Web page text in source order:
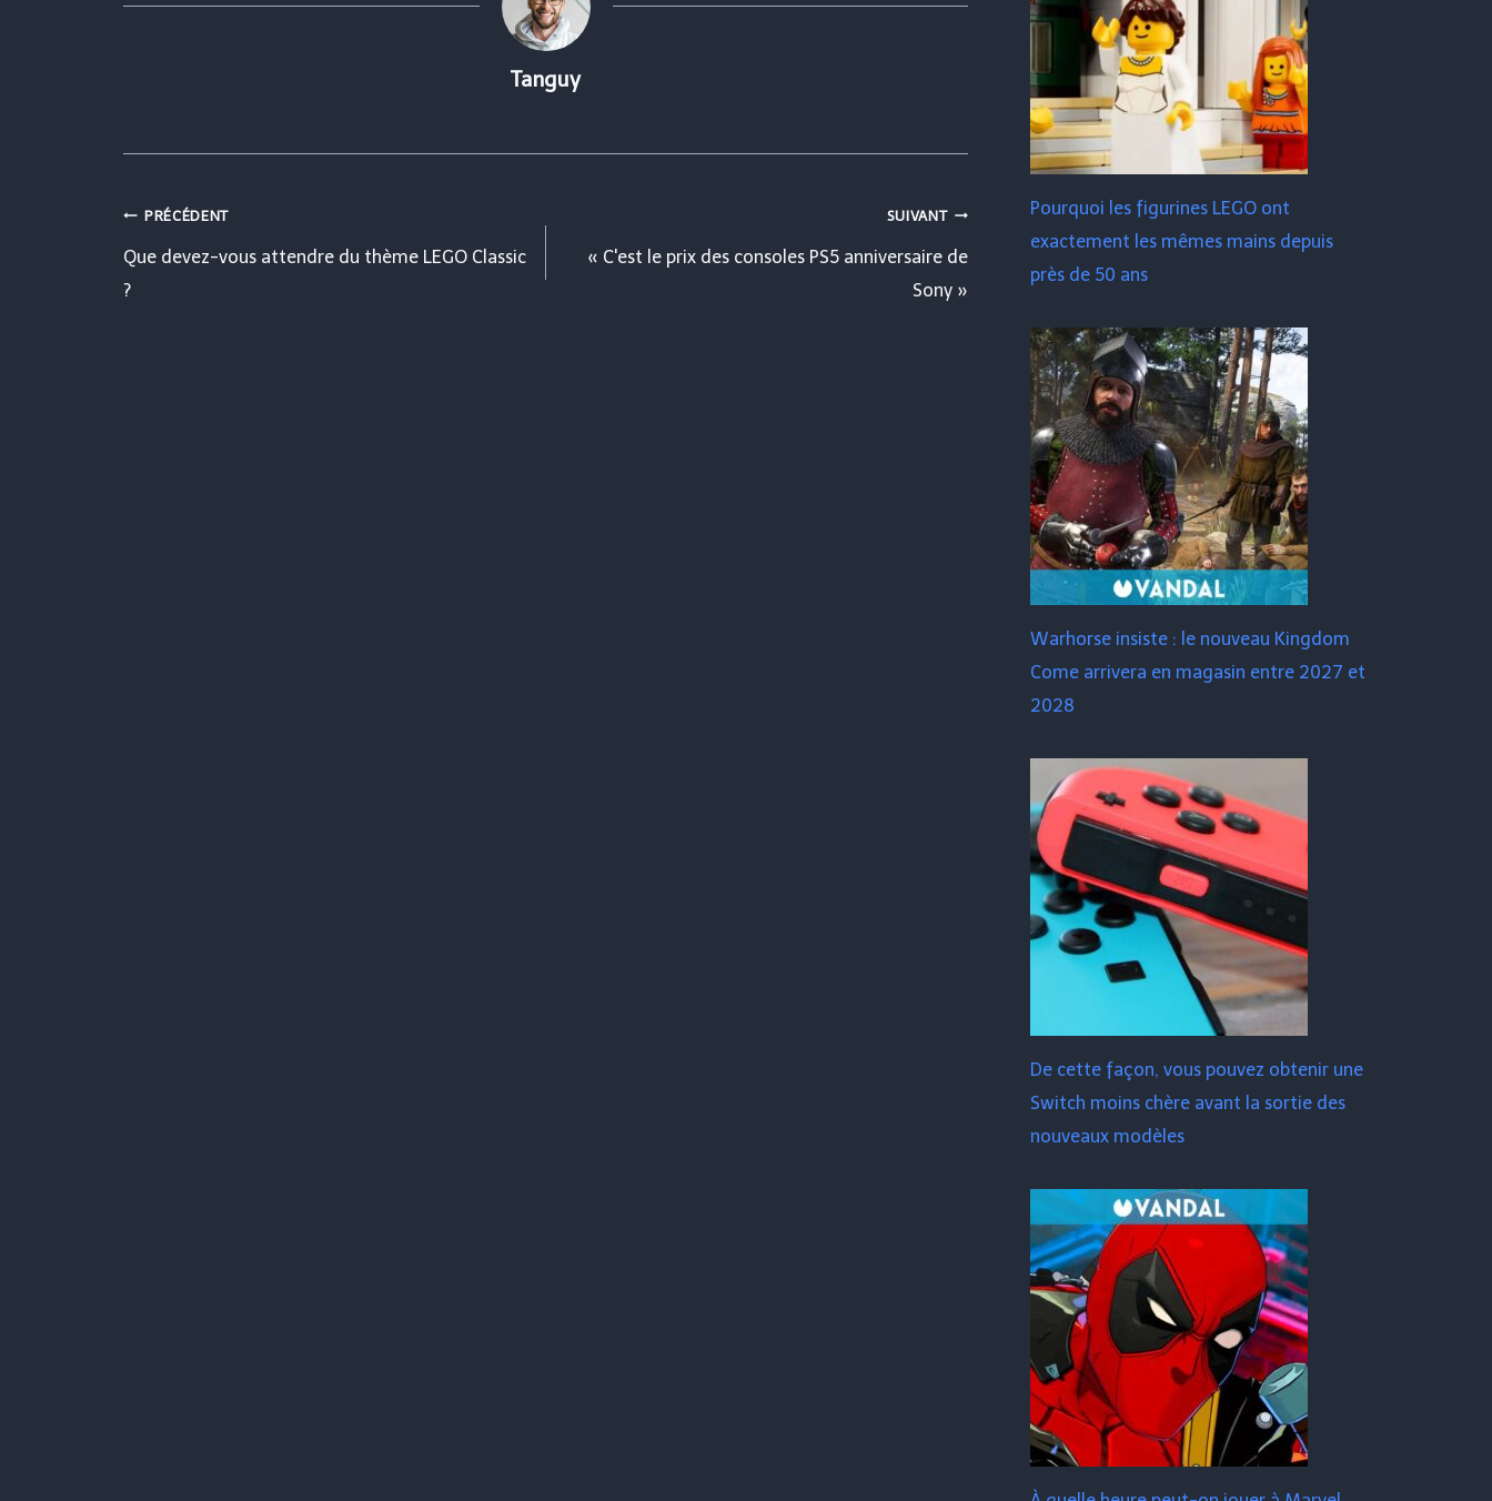
Tanguy
Navigation
de
PRÉCÉDENT
Que devez-vous attendre du thème LEGO Classic
?
SUIVANT
« C'est le prix des consoles PS5 anniversaire de
Sony »
Pourquoi les figurines LEGO ont
exactement les mêmes mains depuis
près de 50 ans
Warhorse insiste : le nouveau Kingdom
Come arrivera en magasin entre 2027 et
2028
De cette façon, vous pouvez obtenir une
Switch moins chère avant la sortie des
nouveaux modèles